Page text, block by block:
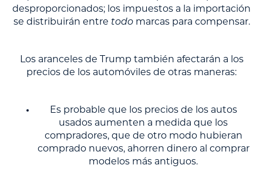
desproporcionados; los impuestos a la importación
se distribuirán entre todomarcas para compensar.
Los aranceles de Trump también afectarán a los
precios de los automóviles de otras maneras:
Es probable que los precios de los autos
usados aumenten a medida que los
compradores, que de otro modo hubieran
comprado nuevos, ahorren dinero al comprar
modelos más antiguos.